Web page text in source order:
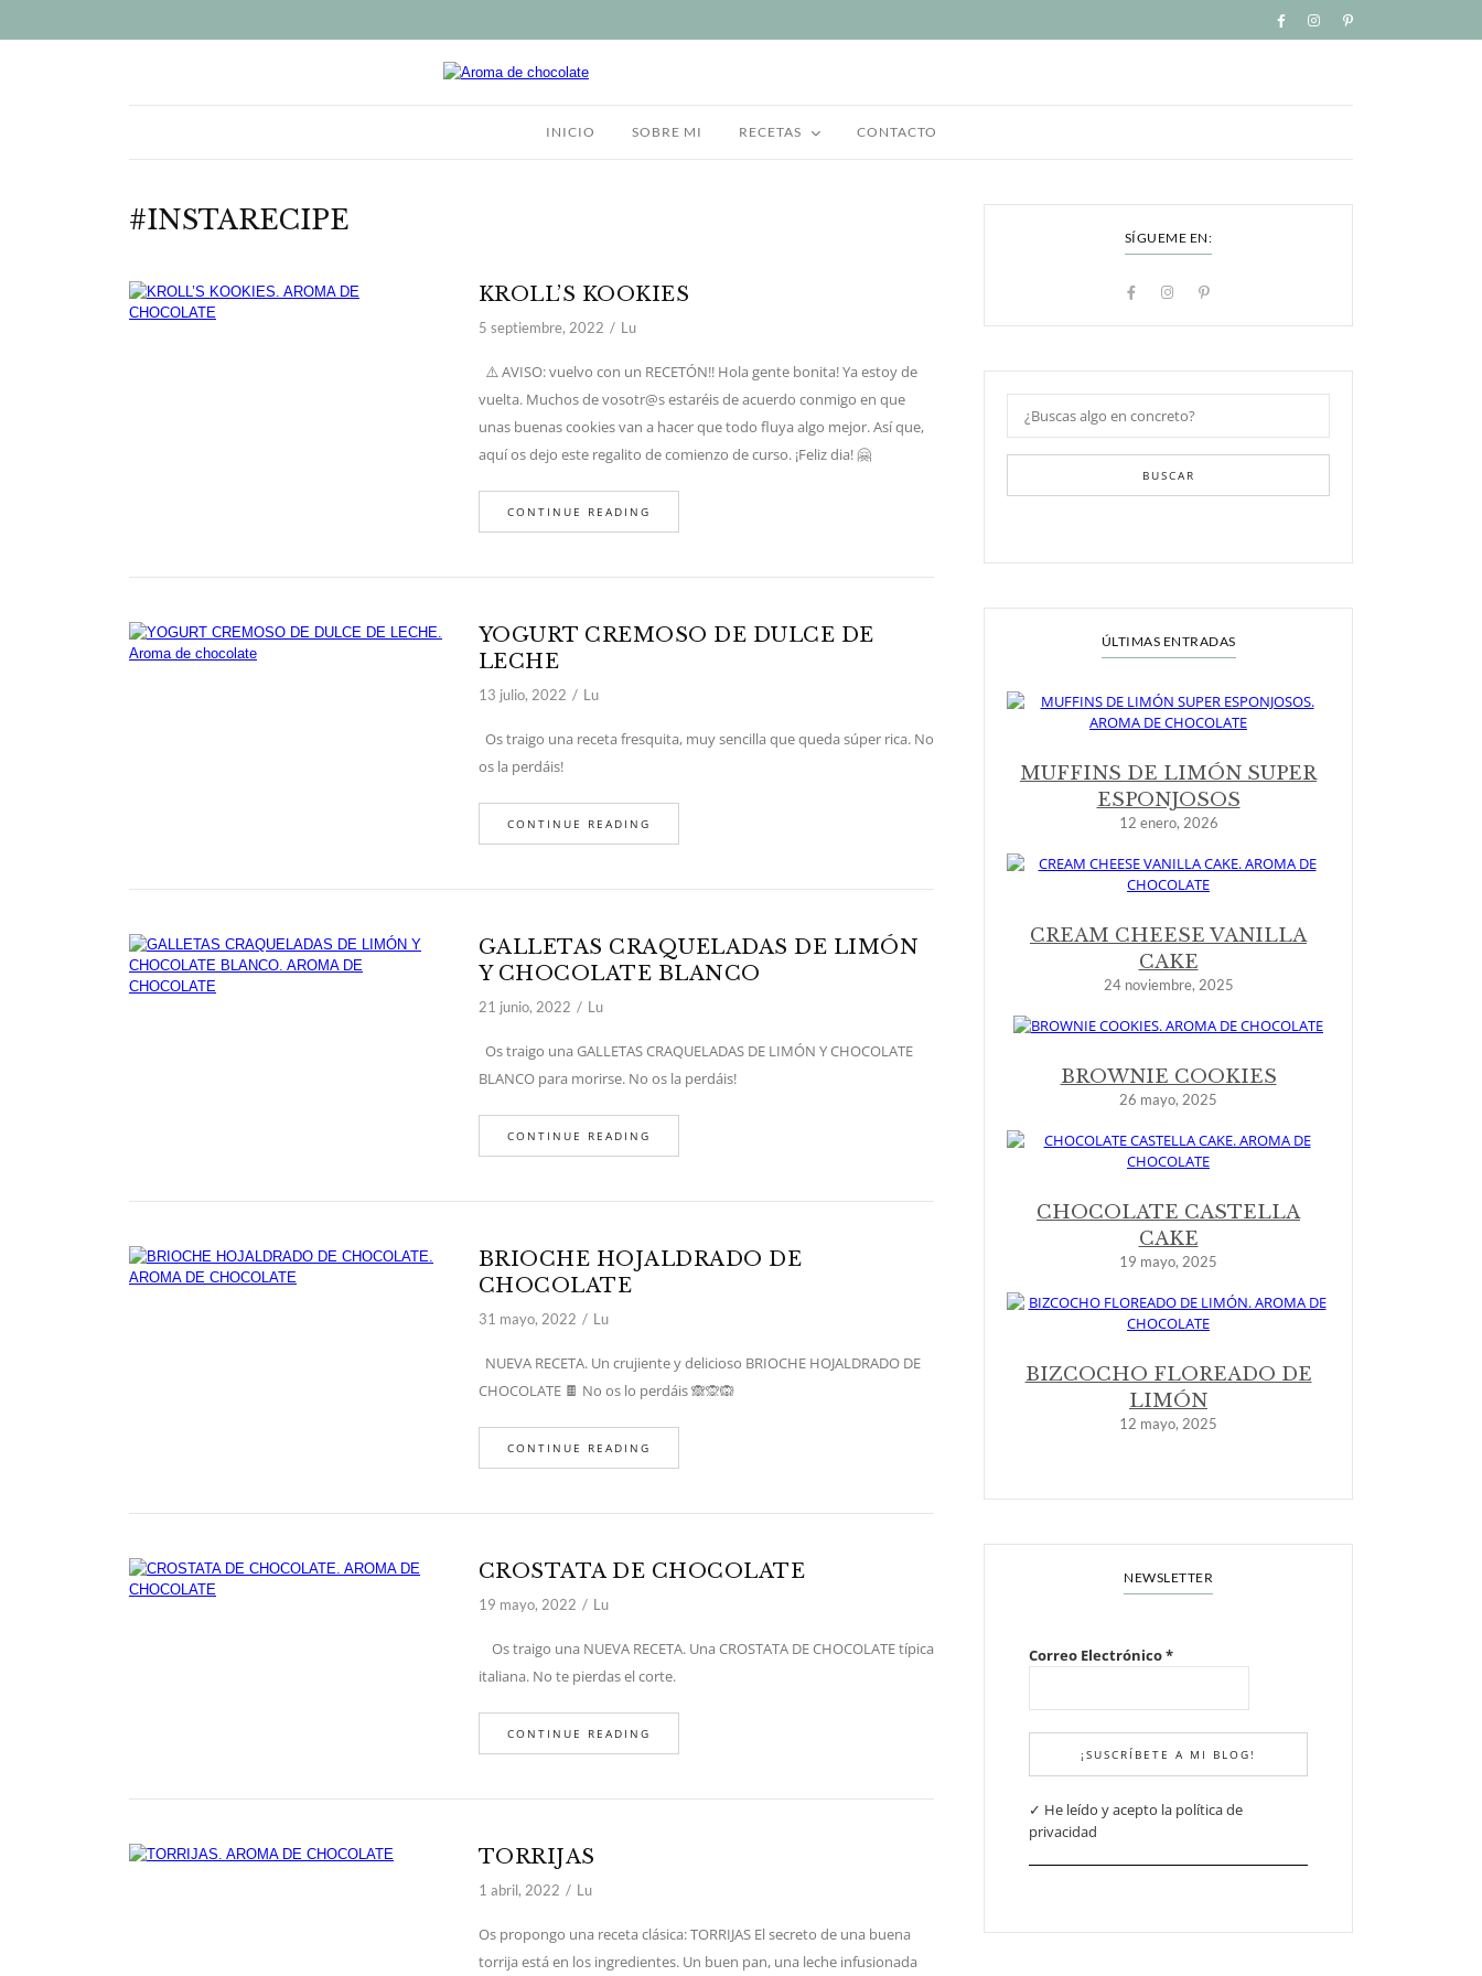
INICIO SOBRE MI RECETAS CONTACTO
#INSTARECIPE
KROLL’S KOOKIES
5 septiembre, 2022 Lu
⚠️ AVISO: vuelvo con un RECETÓN!! Hola gente bonita! Ya estoy de
vuelta. Muchos de vosotr@s estaréis de acuerdo conmigo en que
unas buenas cookies van a hacer que todo fluya algo mejor. Así que,
aquí os dejo este regalito de comienzo de curso. ¡Feliz dia! 🤗
CONTINUE READING
YOGURT CREMOSO DE DULCE DE
LECHE
13 julio, 2022 Lu
Os traigo una receta fresquita, muy sencilla que queda súper rica. No
os la perdáis!
CONTINUE READING
GALLETAS CRAQUELADAS DE LIMÓN
Y CHOCOLATE BLANCO
21 junio, 2022 Lu
Os traigo una GALLETAS CRAQUELADAS DE LIMÓN Y CHOCOLATE
BLANCO para morirse. No os la perdáis!
CONTINUE READING
BRIOCHE HOJALDRADO DE
CHOCOLATE
31 mayo, 2022 Lu
NUEVA RECETA. Un crujiente y delicioso BRIOCHE HOJALDRADO DE
CHOCOLATE 🍫 No os lo perdáis 🙈🙊🙉
CONTINUE READING
CROSTATA DE CHOCOLATE
19 mayo, 2022 Lu
Os traigo una NUEVA RECETA. Una CROSTATA DE CHOCOLATE típica
italiana. No te pierdas el corte.
CONTINUE READING
TORRIJAS
1 abril, 2022 Lu
Os propongo una receta clásica: TORRIJAS El secreto de una buena
torrija está en los ingredientes. Un buen pan, una leche infusionada
SÍGUEME EN:
BUSCAR
ÚLTIMAS ENTRADAS
MUFFINS DE LIMÓN SUPER
ESPONJOSOS
12 enero, 2026
CREAM CHEESE VANILLA
CAKE
24 noviembre, 2025
BROWNIE COOKIES
26 mayo, 2025
CHOCOLATE CASTELLA
CAKE
19 mayo, 2025
BIZCOCHO FLOREADO DE
LIMÓN
12 mayo, 2025
NEWSLETTER
Correo Electrónico*
✓ He leído y acepto la política de
privacidad